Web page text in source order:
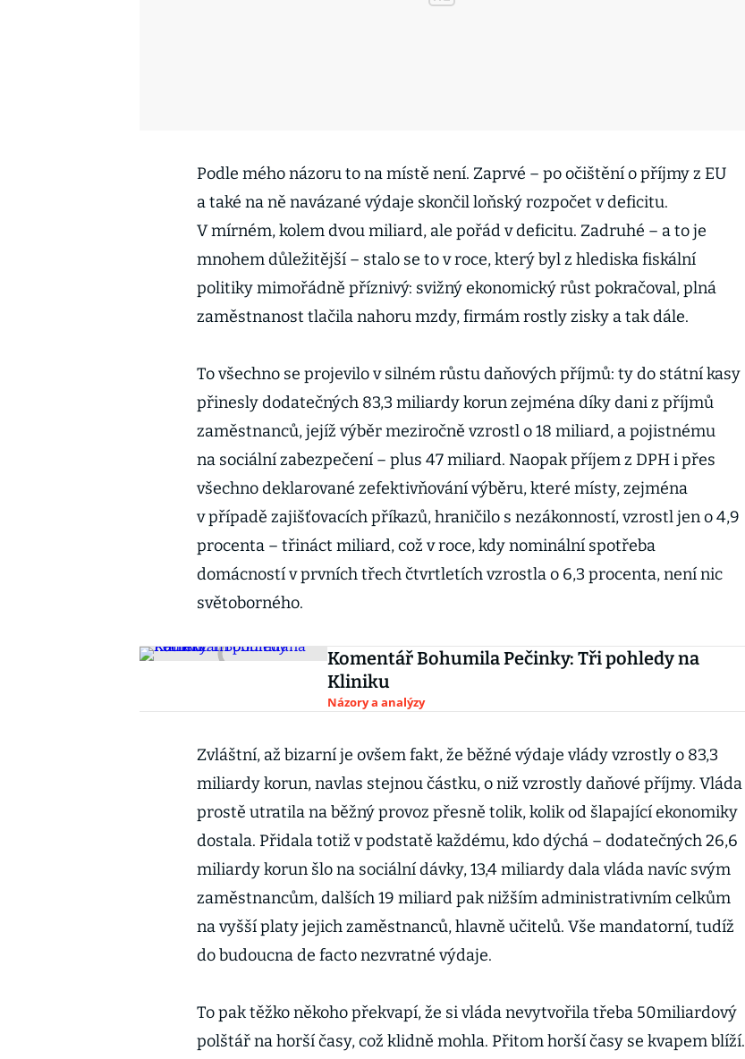
Podle mého názoru to na místě není. Zaprvé – po očištění o příjmy z EU
a také na ně navázané výdaje skončil loňský rozpočet v deficitu.
V mírném, kolem dvou miliard, ale pořád v deficitu. Zadruhé – a to je
mnohem důležitější – stalo se to v roce, který byl z hlediska fiskální
politiky mimořádně příznivý: svižný ekonomický růst pokračoval, plná
zaměstnanost tlačila nahoru mzdy, firmám rostly zisky a tak dále.
To všechno se projevilo v silném růstu daňových příjmů: ty do státní kasy
přinesly dodatečných 83,3 miliardy korun zejména díky dani z příjmů
zaměstnanců, jejíž výběr meziročně vzrostl o 18 miliard, a pojistnému
na sociální zabezpečení – plus 47 miliard. Naopak příjem z DPH i přes
všechno deklarované zefektivňování výběru, které místy, zejména
v případě zajišťovacích příkazů, hraničilo s nezákonností, vzrostl jen o 4,9
procenta – třináct miliard, což v roce, kdy nominální spotřeba
domácností v prvních třech čtvrtletích vzrostla o 6,3 procenta, není nic
světoborného.
Komentář Bohumila Pečinky: Tři pohledy na
Kliniku
Názory a analýzy
Zvláštní, až bizarní je ovšem fakt, že běžné výdaje vlády vzrostly o 83,3
miliardy korun, navlas stejnou částku, o niž vzrostly daňové příjmy. Vláda
prostě utratila na běžný provoz přesně tolik, kolik od šlapající ekonomiky
dostala. Přidala totiž v podstatě každému, kdo dýchá – dodatečných 26,6
miliardy korun šlo na sociální dávky, 13,4 miliardy dala vláda navíc svým
zaměstnancům, dalších 19 miliard pak nižším administrativním celkům
na vyšší platy jejich zaměstnanců, hlavně učitelů. Vše mandatorní, tudíž
do budoucna de facto nezvratné výdaje.
To pak těžko někoho překvapí, že si vláda nevytvořila třeba 50miliardový
polštář na horší časy, což klidně mohla. Přitom horší časy se kvapem blíží.